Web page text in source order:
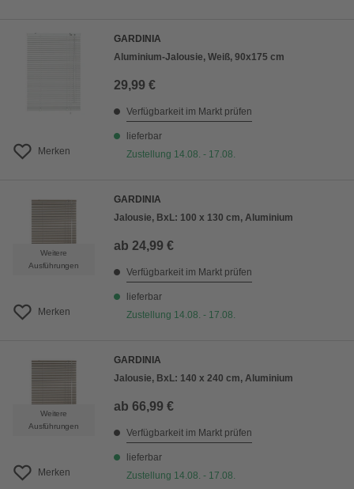
Merken
GARDINIA
Aluminium-Jalousie, Weiß, 90x175 cm
29,99 €
Verfügbarkeit im Markt prüfen
lieferbar
Zustellung 14.08. - 17.08.
Weitere
Ausführungen
Merken
GARDINIA
Jalousie, BxL: 100 x 130 cm, Aluminium
ab 24,99 €
Verfügbarkeit im Markt prüfen
lieferbar
Zustellung 14.08. - 17.08.
Weitere
Ausführungen
Merken
GARDINIA
Jalousie, BxL: 140 x 240 cm, Aluminium
ab 66,99 €
Verfügbarkeit im Markt prüfen
lieferbar
Zustellung 14.08. - 17.08.